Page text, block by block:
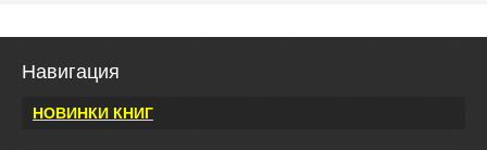
Навигация
НОВИНКИ КНИГ